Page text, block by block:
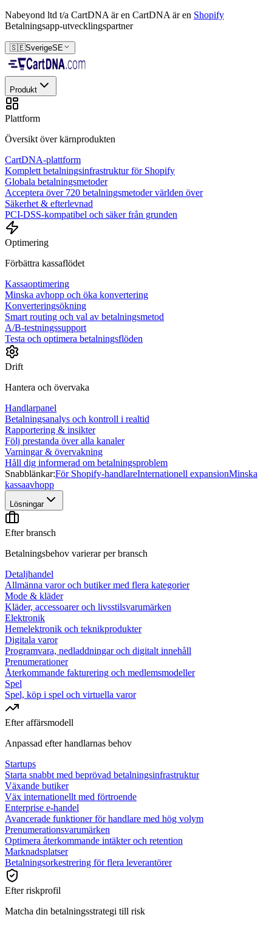
Nabeyond ltd t/a CartDNA är en CartDNA är en Shopify
Betalningsapp-utvecklingspartner
🇸🇪SverigeSE
Produkt
Plattform
Översikt över kärnprodukten
CartDNA-plattform
Komplett betalningsinfrastruktur för Shopify
Globala betalningsmetoder
Acceptera över 720 betalningsmetoder världen över
Säkerhet & efterlevnad
PCI-DSS-kompatibel och säker från grunden
Optimering
Förbättra kassaflödet
Kassaoptimering
Minska avhopp och öka konvertering
Konverteringsökning
Smart routing och val av betalningsmetod
A/B-testningssupport
Testa och optimera betalningsflöden
Drift
Hantera och övervaka
Handlarpanel
Betalningsanalys och kontroll i realtid
Rapportering & insikter
Följ prestanda över alla kanaler
Varningar & övervakning
Håll dig informerad om betalningsproblem
Snabblänkar:För Shopify-handlareInternationell expansionMinska
kassaavhopp
Lösningar
Efter bransch
Betalningsbehov varierar per bransch
Detaljhandel
Allmänna varor och butiker med flera kategorier
Mode & kläder
Kläder, accessoarer och livsstilsvarumärken
Elektronik
Hemelektronik och teknikprodukter
Digitala varor
Programvara, nedladdningar och digitalt innehåll
Prenumerationer
Återkommande fakturering och medlemsmodeller
Spel
Spel, köp i spel och virtuella varor
Efter affärsmodell
Anpassad efter handlarnas behov
Startups
Starta snabbt med beprövad betalningsinfrastruktur
Växande butiker
Väx internationellt med förtroende
Enterprise e-handel
Avancerade funktioner för handlare med hög volym
Prenumerationsvarumärken
Optimera återkommande intäkter och retention
Marknadsplatser
Betalningsorkestrering för flera leverantörer
Efter riskprofil
Matcha din betalningsstrategi till risk